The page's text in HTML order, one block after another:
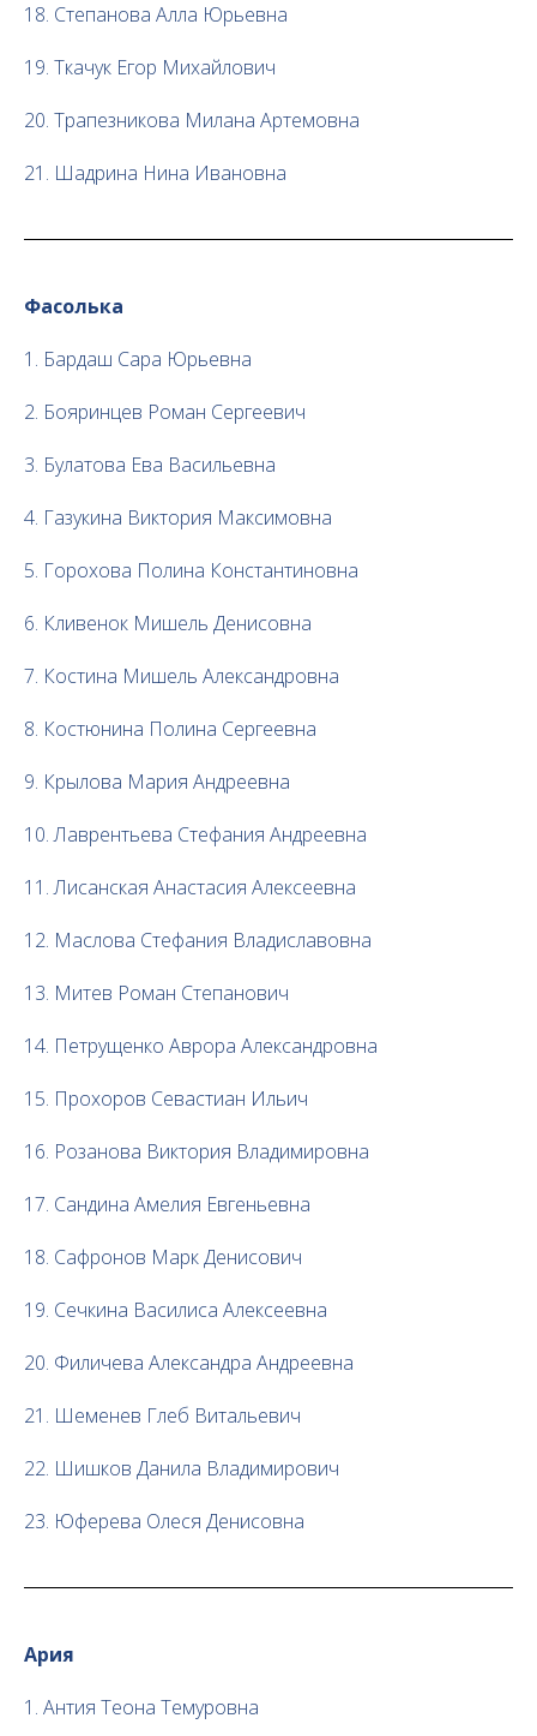
18. Степанова Алла Юрьевна
19. Ткачук Егор Михайлович
20. Трапезникова Милана Артемовна
21. Шадрина Нина Ивановна
Фасолька
1. Бардаш Сара Юрьевна
2. Бояринцев Роман Сергеевич
3. Булатова Ева Васильевна
4. Газукина Виктория Максимовна
5. Горохова Полина Константиновна
6. Кливенок Мишель Денисовна
7. Костина Мишель Александровна
8. Костюнина Полина Сергеевна
9. Крылова Мария Андреевна
10. Лаврентьева Стефания Андреевна
11. Лисанская Анастасия Алексеевна
12. Маслова Стефания Владиславовна
13. Митев Роман Степанович
14. Петрущенко Аврора Александровна
15. Прохоров Севастиан Ильич
16. Розанова Виктория Владимировна
17. Сандина Амелия Евгеньевна
18. Сафронов Марк Денисович
19. Сечкина Василиса Алексеевна
20. Филичева Александра Андреевна
21. Шеменев Глеб Витальевич
22. Шишков Данила Владимирович
23. Юферева Олеся Денисовна
Ария
1. Антия Теона Темуровна